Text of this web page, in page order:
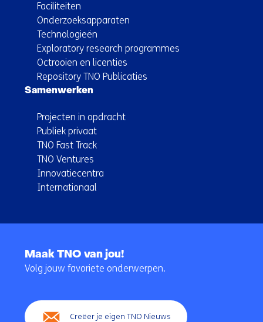
Faciliteiten
Onderzoeksapparaten
Technologieën
Exploratory research programmes
Octrooien en licenties
Repository TNO Publicaties
Samenwerken
Projecten in opdracht
Publiek privaat
TNO Fast Track
TNO Ventures
Innovatiecentra
Internationaal
navigatie
Maak TNO van jou!
Volg jouw favoriete onderwerpen.
Creëer je eigen TNO Nieuws